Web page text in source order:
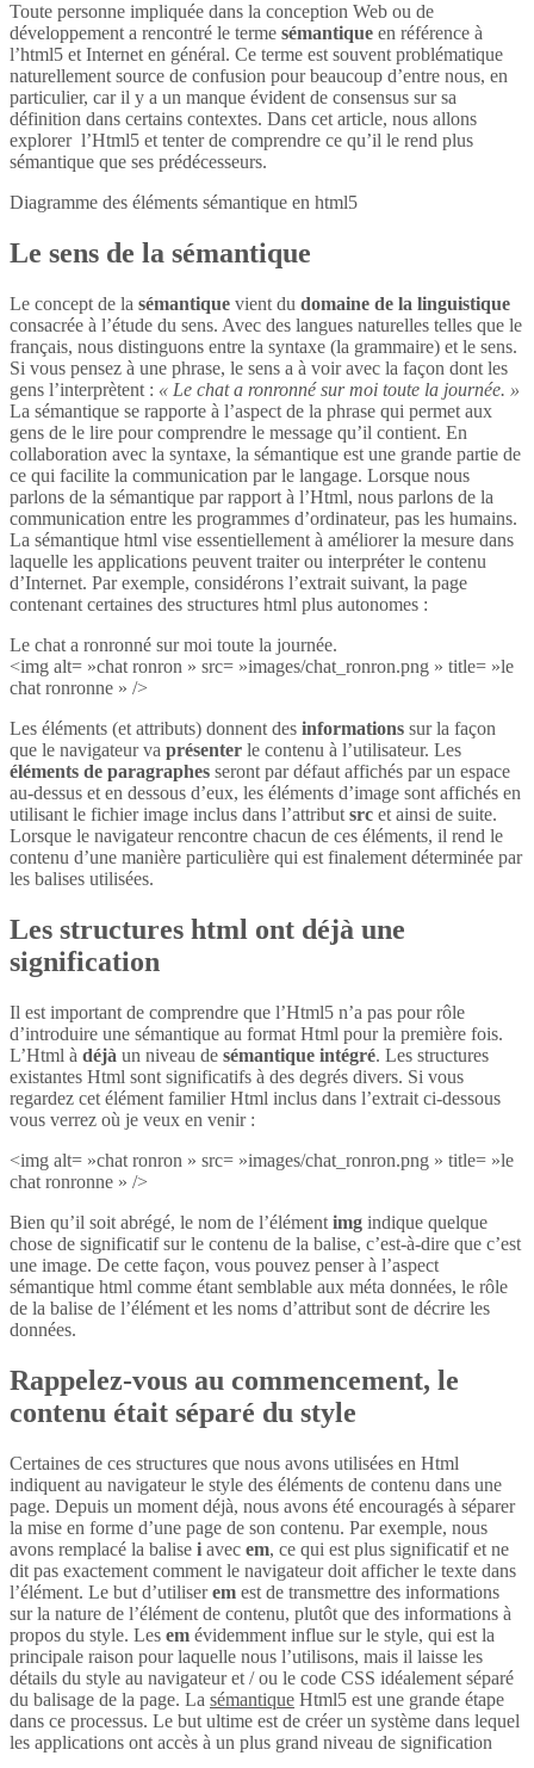
Toute personne impliquée dans la conception Web ou de
développement a rencontré le terme sémantique en référence à
l’html5 et Internet en général. Ce terme est souvent problématique
naturellement source de confusion pour beaucoup d’entre nous, en
particulier, car il y a un manque évident de consensus sur sa
définition dans certains contextes. Dans cet article, nous allons
explorer l’Html5 et tenter de comprendre ce qu’il le rend plus
sémantique que ses prédécesseurs.
Diagramme des éléments sémantique en html5
Le sens de la sémantique
Le concept de la sémantique vient du domaine de la linguistique
consacrée à l’étude du sens. Avec des langues naturelles telles que le
français, nous distinguons entre la syntaxe (la grammaire) et le sens.
Si vous pensez à une phrase, le sens a à voir avec la façon dont les
gens l’interprètent : « Le chat a ronronné sur moi toute la journée. »
La sémantique se rapporte à l’aspect de la phrase qui permet aux
gens de le lire pour comprendre le message qu’il contient. En
collaboration avec la syntaxe, la sémantique est une grande partie de
ce qui facilite la communication par le langage. Lorsque nous
parlons de la sémantique par rapport à l’Html, nous parlons de la
communication entre les programmes d’ordinateur, pas les humains.
La sémantique html vise essentiellement à améliorer la mesure dans
laquelle les applications peuvent traiter ou interpréter le contenu
d’Internet. Par exemple, considérons l’extrait suivant, la page
contenant certaines des structures html plus autonomes :
Le chat a ronronné sur moi toute la journée.
<img alt= »chat ronron » src= »images/chat_ronron.png » title= »le
chat ronronne » />
Les éléments (et attributs) donnent des informations sur la façon
que le navigateur va présenter le contenu à l’utilisateur. Les
éléments de paragraphes seront par défaut affichés par un espace
au-dessus et en dessous d’eux, les éléments d’image sont affichés en
utilisant le fichier image inclus dans l’attribut src et ainsi de suite.
Lorsque le navigateur rencontre chacun de ces éléments, il rend le
contenu d’une manière particulière qui est finalement déterminée par
les balises utilisées.
Les structures html ont déjà une
signification
Il est important de comprendre que l’Html5 n’a pas pour rôle
d’introduire une sémantique au format Html pour la première fois.
L’Html à déjà un niveau de sémantique intégré. Les structures
existantes Html sont significatifs à des degrés divers. Si vous
regardez cet élément familier Html inclus dans l’extrait ci-dessous
vous verrez où je veux en venir :
<img alt= »chat ronron » src= »images/chat_ronron.png » title= »le
chat ronronne » />
Bien qu’il soit abrégé, le nom de l’élément img indique quelque
chose de significatif sur le contenu de la balise, c’est-à-dire que c’est
une image. De cette façon, vous pouvez penser à l’aspect
sémantique html comme étant semblable aux méta données, le rôle
de la balise de l’élément et les noms d’attribut sont de décrire les
données.
Rappelez-vous au commencement, le
contenu était séparé du style
Certaines de ces structures que nous avons utilisées en Html
indiquent au navigateur le style des éléments de contenu dans une
page. Depuis un moment déjà, nous avons été encouragés à séparer
la mise en forme d’une page de son contenu. Par exemple, nous
avons remplacé la balise i avec em, ce qui est plus significatif et ne
dit pas exactement comment le navigateur doit afficher le texte dans
l’élément. Le but d’utiliserem est de transmettre des informations
sur la nature de l’élément de contenu, plutôt que des informations à
propos du style. Les em évidemment influe sur le style, qui est la
principale raison pour laquelle nous l’utilisons, mais il laisse les
détails du style au navigateur et / ou le code CSS idéalement séparé
du balisage de la page. La sémantique Html5 est une grande étape
dans ce processus. Le but ultime est de créer un système dans lequel
les applications ont accès à un plus grand niveau de signification